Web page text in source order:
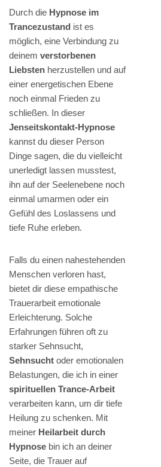
Durch die Hypnose im
Trancezustand ist es
möglich, eine Verbindung zu
deinem verstorbenen
Liebsten herzustellen und auf
einer energetischen Ebene
noch einmal Frieden zu
schließen. In dieser
Jenseitskontakt-Hypnose
kannst du dieser Person
Dinge sagen, die du vielleicht
unerledigt lassen musstest,
ihn auf der Seelenebene noch
einmal umarmen oder ein
Gefühl des Loslassens und
tiefe Ruhe erleben.
Falls du einen nahestehenden
Menschen verloren hast,
bietet dir diese empathische
Trauerarbeit emotionale
Erleichterung. Solche
Erfahrungen führen oft zu
starker Sehnsucht,
Sehnsucht oder emotionalen
Belastungen, die ich in einer
spirituellen Trance-Arbeit
verarbeiten kann, um dir tiefe
Heilung zu schenken. Mit
meiner Heilarbeit durch
Hypnose bin ich an deiner
Seite, die Trauer auf